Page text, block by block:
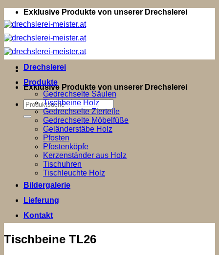
Zum
Inhalt
springen
Exklusive Produkte von unserer Drechslerei
Exklusive Produkte von unserer Drechslerei
Suchen
nach:
Drechslerei
Produkte
Gedrechselte Säulen
Tischbeine Holz
Gedrechselte Zierteile
Gedrechselte Möbelfüße
Geländerstäbe Holz
Pfosten
Pfostenköpfe
Kerzenständer aus Holz
Tischuhren
Tischleuchte Holz
Bildergalerie
Lieferung
Kontakt
Tischbeine TL26